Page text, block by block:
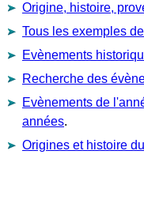
Origine, histoire,
Tous les exemples
Evènements
Recherche des
Evènements de
années.
Origines et histoire